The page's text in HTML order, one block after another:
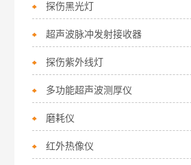
探伤黑光灯
超声波脉冲发射接收器
探伤紫外线灯
多功能超声波测厚仪
磨耗仪
红外热像仪